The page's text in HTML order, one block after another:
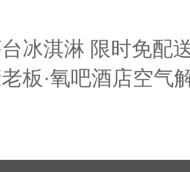
冰淇淋 限时免配
板·氧吧酒店空气